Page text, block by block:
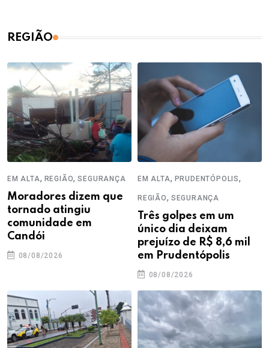
REGIÃO
EM ALTA, REGIÃO,SEGURANÇA
Moradores dizem que
tornado atingiu
comunidade em
Candói
08/08/2026
EM ALTA, PRUDENTÓPOLIS,
REGIÃO, SEGURANÇA
Três golpes em um
único dia deixam
prejuízo de R$ 8,6 mil
em Prudentópolis
08/08/2026